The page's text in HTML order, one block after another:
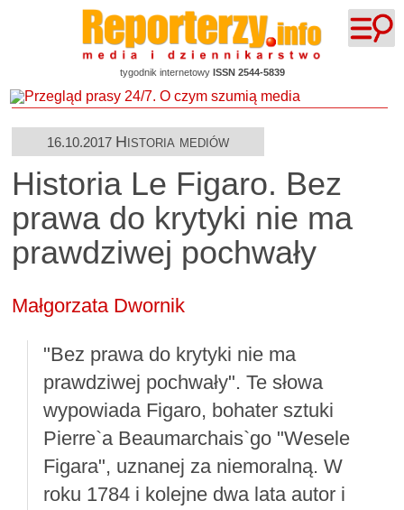
tygodnik internetowy ISSN 2544-5839
16.10.2017 Historia mediów
Historia Le Figaro. Bez
prawa do krytyki nie ma
prawdziwej pochwały
Małgorzata Dwornik
"Bez prawa do krytyki nie ma
prawdziwej pochwały". Te słowa
wypowiada Figaro, bohater sztuki
Pierre`a Beaumarchais`go "Wesele
Figara", uznanej za niemoralną. W
roku 1784 i kolejne dwa lata autor i